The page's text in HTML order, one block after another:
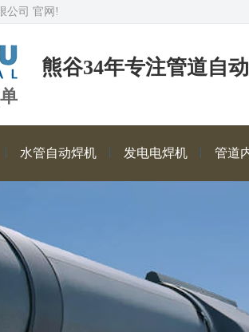
公司 官网!
熊谷34年专注管道自
水管自动焊机 发电电焊机 管道